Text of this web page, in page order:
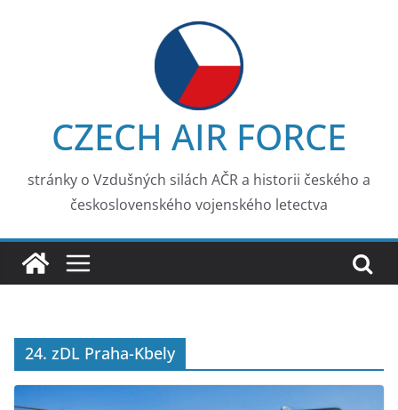
CZECH AIR FORCE
stránky o Vzdušných silách AČR a historii českého a
československého vojenského letectva
24. zDL Praha-Kbely